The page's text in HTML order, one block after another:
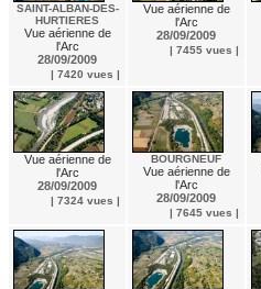
SAINT-ALBAN-DES-
HURTIERES
Vue aérienne de
l'Arc
28/09/2009
| 7420 vues |
Vue aérienne de
l'Arc
28/09/2009
| 7455 vues |
Vue aérienne de
l'Arc
28/09/2009
| 7324 vues |
BOURGNEUF
Vue aérienne de
l'Arc
28/09/2009
| 7645 vues |